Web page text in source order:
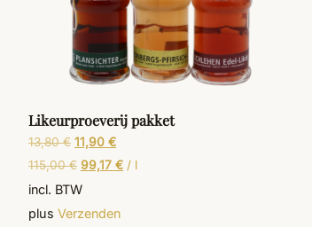
Likeurproeverij pakket
13,80€ 11,90 €
115,00€ 99,17 € / l
incl. BTW
plus Verzenden